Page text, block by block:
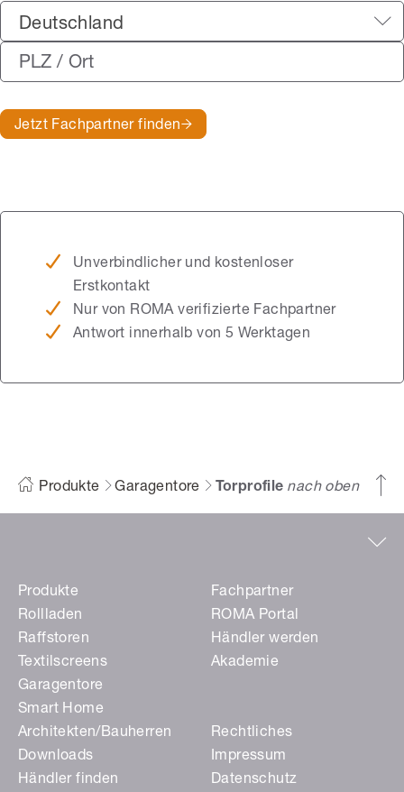
Deutschland
Jetzt Fachpartner finden
Unverbindlicher und kostenloser
Erstkontakt
Nur von ROMA verifizierte Fachpartner
Antwort innerhalb von 5 Werktagen
Produkte Garagentore Torprofile nach oben
Produkte
Rollladen
Raffstoren
Textilscreens
Garagentore
Smart Home
Fachpartner
ROMA Portal
Händler werden
Akademie
Architekten/Bauherren
Downloads
Händler finden
Rechtliches
Impressum
Datenschutz